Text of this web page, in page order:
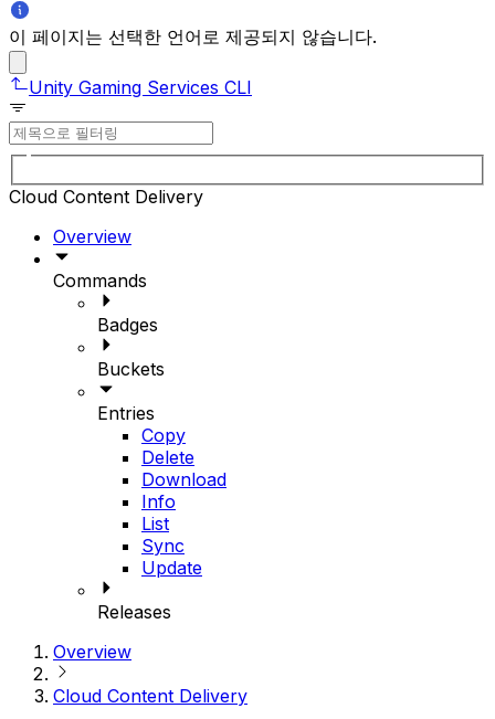
이 페이지는 선택한 언어로 제공되지 않습니다.
Unity Gaming Services CLI
Cloud Content Delivery
Overview
Commands
Badges
Buckets
Entries
Copy
Delete
Download
Info
List
Sync
Update
Releases
Overview
Cloud Content Delivery